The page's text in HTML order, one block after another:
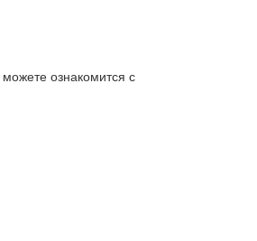
ознакомится с